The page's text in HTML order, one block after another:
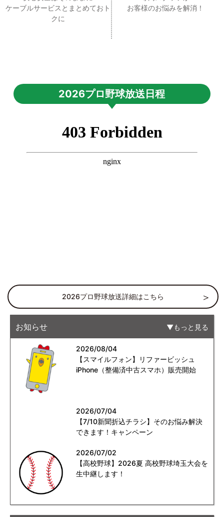
ケーブルサービスとまとめておト
クに
お客様のお悩みを解消！
2026プロ野球放送日程
2026プロ野球放送詳細はこちら
お知らせ もっと見る
2026/08/04
【スマイルフォン】リファービッシュ
iPhone（整備済中古スマホ）販売開始
2026/07/04
【7/10新聞折込チラシ】そのお悩み解決
できます！キャンペーン
2026/07/02
【高校野球】2026夏 高校野球埼玉大会を
生中継します！